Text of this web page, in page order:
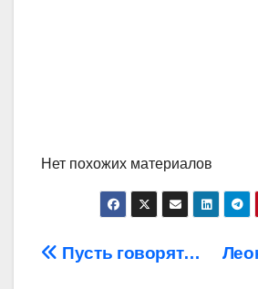
Нет похожих материалов
Навигация
Пусть говорят…